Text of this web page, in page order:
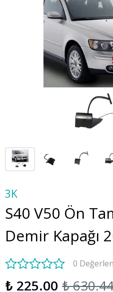
3K
S40 V50 Ön
Demir Kapağı
0
₺ 225.00 ₺